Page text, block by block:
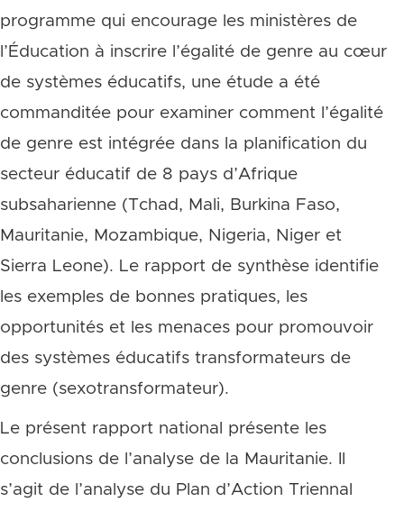
programme qui encourage les ministères de
l’Éducation à inscrire l’égalité de genre au cœur
de systèmes éducatifs, une étude a été
commanditée pour examiner comment l’égalité
de genre est intégrée dans la planification du
secteur éducatif de 8 pays d’Afrique
subsaharienne (Tchad, Mali, Burkina Faso,
Mauritanie, Mozambique, Nigeria, Niger et
Sierra Leone). Le rapport de synthèse identifie
les exemples de bonnes pratiques, les
opportunités et les menaces pour promouvoir
des systèmes éducatifs transformateurs de
genre (sexotransformateur).
Le présent rapport national présente les
conclusions de l’analyse de la Mauritanie. Il
s’agit de l’analyse du Plan d’Action Triennal